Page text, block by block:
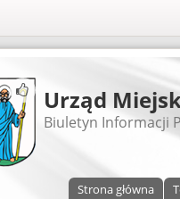
UDOSTĘPNIJ
Urząd
Biuletyn Informacji
Strona główna